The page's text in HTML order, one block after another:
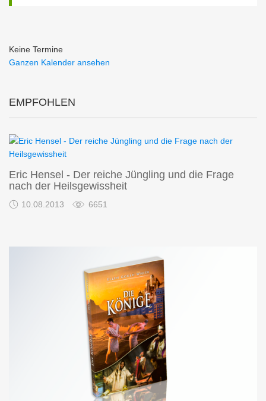
Keine Termine
Ganzen Kalender ansehen
EMPFOHLEN
Eric Hensel - Der reiche Jüngling und die Frage
nach der Heilsgewissheit
10.08.2013 6651